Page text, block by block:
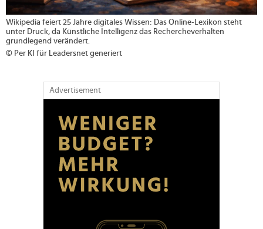
Wikipedia feiert 25 Jahre digitales Wissen: Das Online-Lexikon steht
unter Druck, da Künstliche Intelligenz das Rechercheverhalten
grundlegend verändert.
© Per KI für Leadersnet generiert
Advertisement